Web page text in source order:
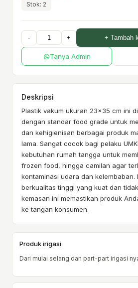
Stok: 2
- + + Tambah
Tanya Admin
Deskripsi
Plastik vakum ukuran 23x35 cm ini
dengan standar food grade untuk
dan kehigienisan berbagai produk
lama. Sangat cocok bagi pelaku
kebutuhan rumah tangga untuk
frozen food, hingga camilan agar
kontaminasi udara dan kelembaban.
berkualitas tinggi yang kuat dan
kemasan ini memastikan produk
ke tangan konsumen.
Produk irigasi
Dari mulai selang dan part-part irigasi